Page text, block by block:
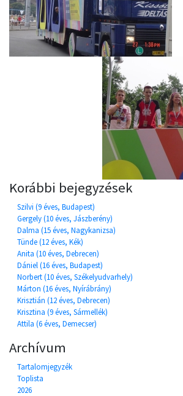
Korábbi bejegyzések
Szilvi (9 éves, Budapest)
Gergely (10 éves, Jászberény)
Dalma (15 éves, Nagykanizsa)
Tünde (12 éves, Kék)
Anita (10 éves, Debrecen)
Dániel (16 éves, Budapest)
Norbert (10 éves, Székelyudvarhely)
Márton (16 éves, Nyírábrány)
Krisztián (12 éves, Debrecen)
Krisztina (9 éves, Sármellék)
Attila (6 éves, Demecser)
Archívum
Tartalomjegyzék
Toplista
2026